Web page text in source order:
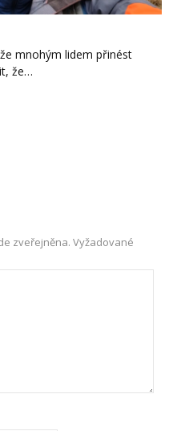
mnohým lidem přinést
že…
zveřejněna. Vyžadované